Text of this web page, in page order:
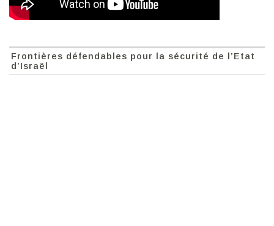
Frontières défendables pour la sécurité de l’Etat
d’Israël